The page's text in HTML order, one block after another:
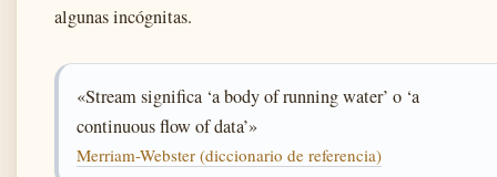
algunas incógnitas.
«Stream significa ‘a body of running water’ o ‘a
continuous flow of data’»
Merriam-Webster (diccionario de referencia)